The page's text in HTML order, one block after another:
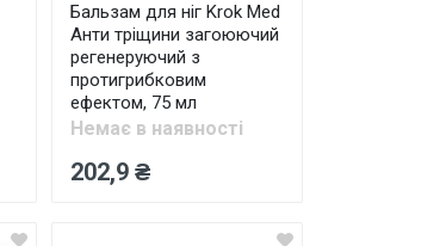
Бальзам для ніг Krok Med
Анти тріщини загоюючий
регенеруючий з
протигрибковим
ефектом, 75 мл
Немає в наявності
202,9 ₴